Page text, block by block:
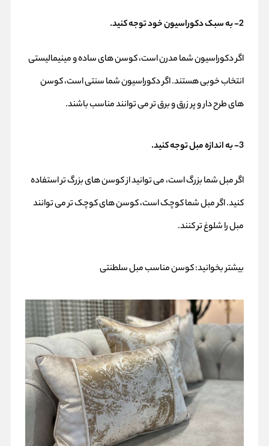
2- به سبک دکوراسیون خود توجه کنید.
اگر دکوراسیون شما مدرن است، کوسن های ساده و مینیمالیستی
انتخاب خوبی هستند. اگر دکوراسیون شما سنتی است، کوسن
های طرح دار و پر زرق و برق تر می توانند مناسب باشند.
3- به اندازه مبل توجه کنید.
اگر مبل شما بزرگ است، می توانید از کوسن های بزرگ تر استفاده
کنید. اگر مبل شما کوچک است، کوسن های کوچک تر می توانند
مبل را شلوغ تر کنند.
بیشتر بخوانید:کوسن مناسب مبل سلطنتی